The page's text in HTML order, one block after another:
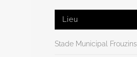
Lieu
Stade Municipal Frouzins